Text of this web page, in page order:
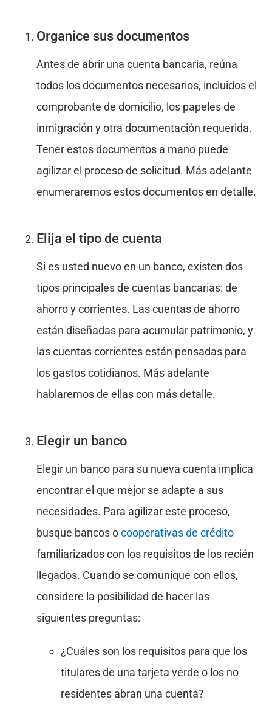
Organice sus documentos
Antes de abrir una cuenta bancaria, reúna
todos los documentos necesarios, incluidos el
comprobante de domicilio, los papeles de
inmigración y otra documentación requerida.
Tener estos documentos a mano puede
agilizar el proceso de solicitud. Más adelante
enumeraremos estos documentos en detalle.
Elija el tipo de cuenta
Si es usted nuevo en un banco, existen dos
tipos principales de cuentas bancarias: de
ahorro y corrientes. Las cuentas de ahorro
están diseñadas para acumular patrimonio, y
las cuentas corrientes están pensadas para
los gastos cotidianos. Más adelante
hablaremos de ellas con más detalle.
Elegir un banco
Elegir un banco para su nueva cuenta implica
encontrar el que mejor se adapte a sus
necesidades. Para agilizar este proceso,
busque bancos ocooperativas de crédito
familiarizados con los requisitos de los recién
llegados. Cuando se comunique con ellos,
considere la posibilidad de hacer las
siguientes preguntas:
¿Cuáles son los requisitos para que los
titulares de una tarjeta verde o los no
residentes abran una cuenta?